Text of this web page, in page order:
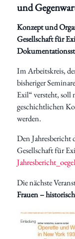
und
Konzept und
Gesellschaft für
Im Arbeitskreis,
bisheriger
Exil“ versteht, soll
geschichtlichen
werden.
Den Jahresbericht
Gesellschaft für
Die nächste
Frauen –